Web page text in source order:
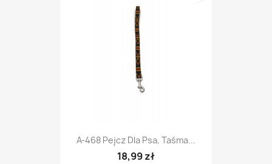
A-468 Pejcz Dla Psa, Taśma...
18,99 zł